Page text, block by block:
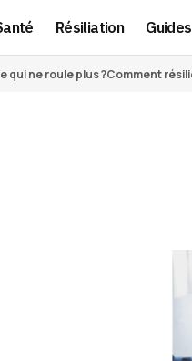
Résiliation
qui ne roule plus ?Comment